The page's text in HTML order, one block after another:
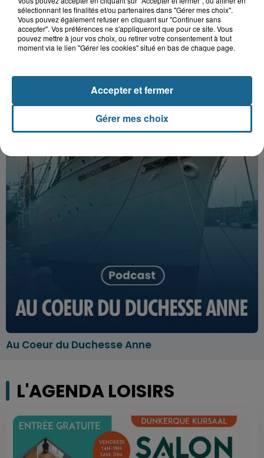
Au Coeur du Duchesse Anne
L'AGENDA LOISIRS
sélectionnant les finalités et/ou partenaires dans "Gérer mes choix".
Vous pouvez également refuser en cliquant sur "Continuer sans
accepter". Vos préférences ne s'appliqueront que pour ce site. Vous
pouvez mettre à jour vos choix, ou retirer votre consentement à tout
moment via le lien "Gérer les cookies" situé en bas de chaque page.
Gérer mes choix
Accepter et fermer